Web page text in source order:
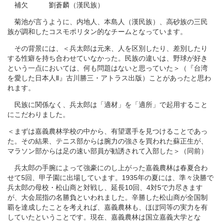
補欠 劉蒼麟（漢民族）
菊池が言うように、内地人、本島人（漢民族）、高砂族の三民
族が調和したコスモポリタン的なチームとなっています。
その背景には、＜兵太郎は元来、人を区別したり、差別したり
する性癖を持ち合わせていなかった。民族の違いは、野球が好き
という一点においては、何も問題はないと思っていた＞（『台湾
を愛した日本人Ⅱ』古川勝三・アトラス出版）ことがあったと思わ
れます。
民族に関係なく、兵太郎は「適材」を「適所」で起用すること
にこだわりました。
＜まずは嘉義農林学校の中から、有望選手を見つけることであっ
た。その結果、テニス部からは腕力の強さを買われた蘇正生が、
マラソン部からは足の速い部員が勧誘されて入部した＞（同前）
兵太郎の手腕によって強豪にのし上がった嘉義農林は春夏合わ
せて5回、甲子園に出場しています。1935年の夏には、準々決勝で
兵太郎の母校・松山商と対戦し、延長10回、4対5で力尽きます
が、大会屈指の名勝負といわれました。辛勝した松山商が全国制
覇を達成したことを考えれば、嘉義農林も、ほぼ同等の実力を有
していたということです。現在、嘉義農林は国立嘉義大学とな